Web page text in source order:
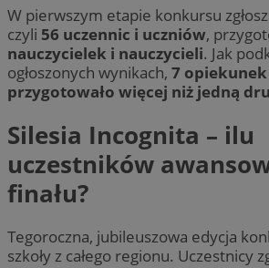
W pierwszym etapie konkursu
czyli 56 uczennic i uczniów,
nauczycielek i nauczycieli. Jak
ogłoszonych wynikach, 7
przygotowało więcej niż jedną
Silesia Incognita – ilu
uczestników
finału?
Tegoroczna, jubileuszowa edycja
szkoły z całego regionu. Uczestnicy